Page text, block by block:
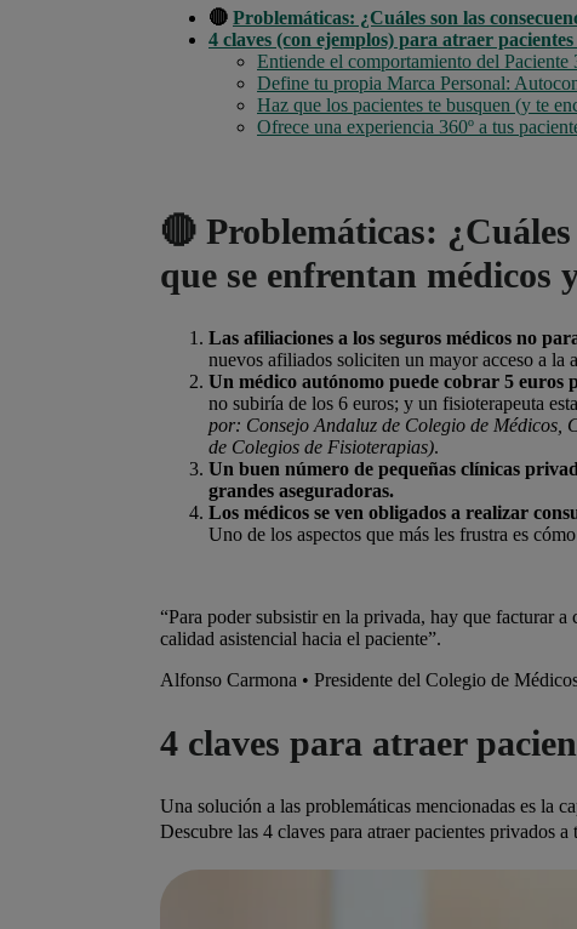
🔴 Problemáticas: ¿Cuáles son las
4 claves (con ejemplos) para atraer
Entiende el comportamiento del Paciente
Define tu propia Marca Personal:
Haz que los pacientes te busquen (y te
Ofrece una experiencia 360º a tus
🔴 Problemáticas:
que se enfrentan médicos
Las afiliaciones a los seguros médicos no
nuevos afiliados soliciten un mayor acceso a la
Un médico autónomo puede cobrar 5 euros
no subiría de los 6 euros; y un fisioterapeuta
por: Consejo Andaluz de Colegio de Médicos,
de Colegios de Fisioterapias).
Un buen número de pequeñas clínicas
grandes aseguradoras.
Los médicos se ven obligados a realizar
Uno de los aspectos que más les frustra es
“Para poder subsistir en la privada, hay que facturar
calidad asistencial hacia el paciente”.
Alfonso Carmona • Presidente del Colegio de
4 claves para atraer
Una solución a las problemáticas mencionadas es la
Descubre las 4 claves para atraer pacientes privados a